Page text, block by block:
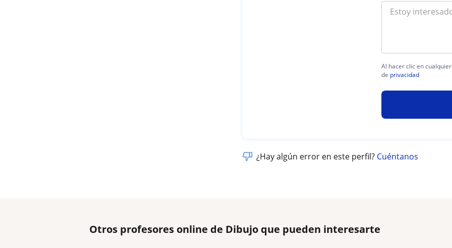
Al hacer clic en
de privacidad
¿Hay algún error en este perfil? Cuéntanos
Otros profesores online de Dibujo que pueden interesarte